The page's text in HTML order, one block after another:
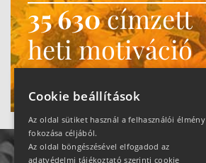
35 630címzett
heti motiváció
Ne maradj le!
Cookie beállítások
Az oldal sütiket használ a felhasználói élmény
fokozása céljából.
Az oldal böngészésével elfogadod az
adatvédelmi tájékoztató szerinti cookie